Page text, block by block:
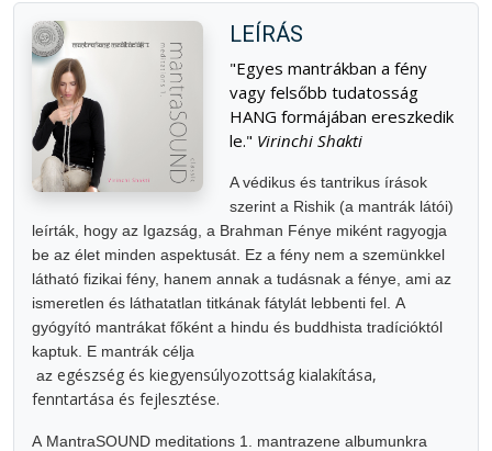
LEÍRÁS
"Egyes mantrákban a fény
vagy felsőbb tudatosság
HANG formájában ereszkedik
le." Virinchi Shakti
A védikus és tantrikus írások
szerint a Rishik (a mantrák látói)
leírták, hogy az Igazság, a Brahman Fénye miként ragyogja
be az élet minden aspektusát. Ez a fény nem a szemünkkel
látható fizikai fény, hanem annak a tudásnak a fénye, ami az
ismeretlen és láthatatlan titkának fátylát lebbenti fel. A
gyógyító mantrákat főként a hindu és buddhista tradícióktól
kaptuk. E mantrák célja
az egészség és kiegyensúlyozottság kialakítása,
fenntartása és fejlesztése.
A MantraSOUND meditations 1. mantrazene albumunkra